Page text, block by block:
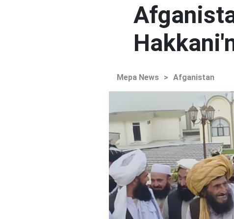
Mepa News > Afganistan